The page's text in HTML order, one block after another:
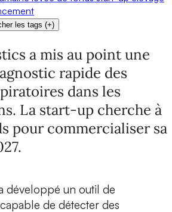
les tags (+)
a mis au point une
rapide des
dans les
La start-up cherche à
pour commercialiser sa
développé un outil de
de détecter des